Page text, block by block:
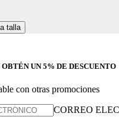
talla
UN 5% DE DESCUENTO
con otras promociones
CORREO